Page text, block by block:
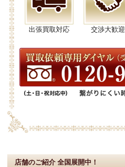
出張買取対応 交渉大歓迎
店舗のご紹介 全国展開中！